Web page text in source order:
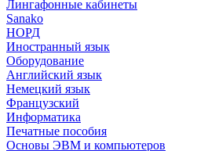
Лингафонные кабинеты
Sanako
НОРД
Иностранный язык
Оборудование
Английский язык
Немецкий язык
Французский
Информатика
Печатные пособия
Основы ЭВМ и компьютеров